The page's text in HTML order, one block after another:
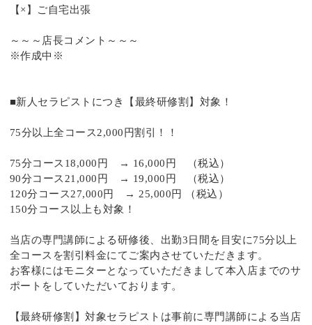
【×】ご自宅出張
～～～店長コメント～～～
※作成中※
■新人セラピストにつき【最終研修割】対象！
75分以上全コース2,000円割引！！
75分コース18,000円 → 16,000円 （税込）
90分コース21,000円 → 19,000円 （税込）
120分コース27,000円 → 25,000円 （税込）
150分コース以上も対象！
当店の専門講師による研修後、出勤3日間を目安に75分以上
全コースを割引料金にてご案内させていただきます。
お客様にはモニターとなっていただきまして本入店までのサ
ポートをしていただいております。
【最終研修割】対象セラピストは事前に専門講師による当店